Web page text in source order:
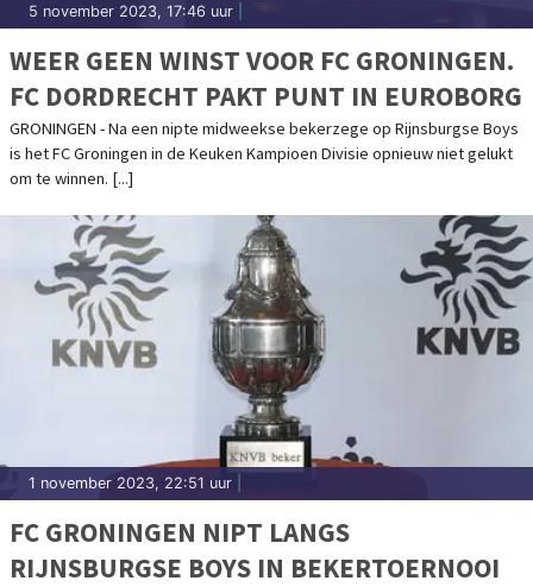
5 november 2023, 17:46 uur
WEER GEEN WINST VOOR FC GRONINGEN.
FC DORDRECHT PAKT PUNT IN EUROBORG
GRONINGEN - Na een nipte midweekse bekerzege op Rijnsburgse Boys
is het FC Groningen in de Keuken Kampioen Divisie opnieuw niet gelukt
om te winnen. [...]
1 november 2023, 22:51 uur
FC GRONINGEN NIPT LANGS
RIJNSBURGSE BOYS IN BEKERTOERNOOI